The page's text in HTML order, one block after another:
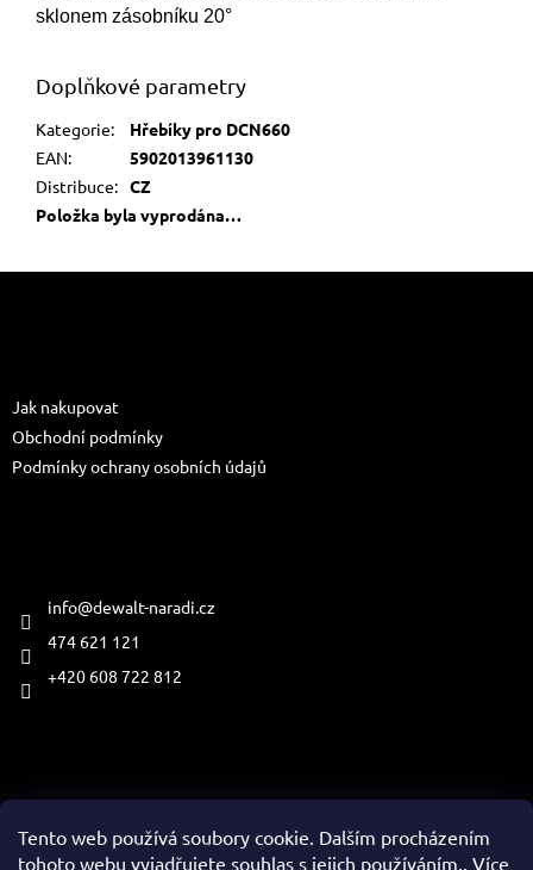
Tento web používá soubory cookie. Dalším procházením
tohoto webu vyjadřujete souhlas s jejich používáním.. Více
sklonem zásobníku 20°
Doplňkové parametry
Kategorie:
Hřebíky pro DCN660
EAN:
5902013961130
Distribuce: CZ
Položka byla vyprodána…
Jak nakupovat
Obchodní podmínky
Podmínky ochrany osobních údajů
info@dewalt-naradi.cz
474 621 121
+420 608 722 812